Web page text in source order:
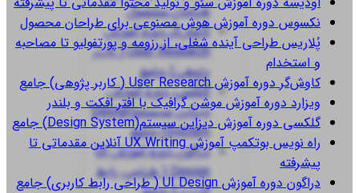
طراحان محصول
کاوش‌گردوره آموزش
User Research ( کاربر
پژوهی) جامع
گلکسیدوره آموزش
دیزاین سیستم(Design
System) جامع
دراگون
دوره آموزش UI
Design ( طراحی رابط
نکسوسدوره آموزش هوش مصنوعی برای طراحان محصول
پُلاریسطراحی آینده شغلی، از رزومه و پورتفولیو تا مصاحبه
و استخدام
کاوش‌گردوره آموزش User Research ( کاربر پژوهی) جامع
ویزارددوره آموزش موشن گرافیک با افتر افکت و بلندر
گلکسیدوره آموزش دیزاین سیستم(Design System) جامع
راه نویس
بوتکمپ آموزش UX Writing آنلاین مقدماتی تا
پیشرفته
دراگوندوره آموزش UI Design ( طراحی رابط کاربری) جامع